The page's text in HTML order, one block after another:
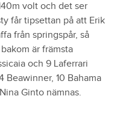
volt och det ser
får tipsettan på att Erik
från springspår, så
är främsta
och 9 Laferrari
Beawinner, 10 Bahama
Ginto nämnas.